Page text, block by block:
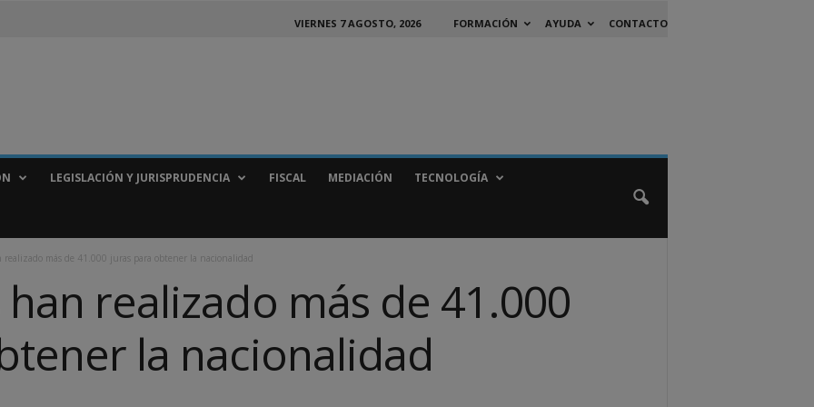
VIERNES 7 AGOSTO, 2026 FORMACIÓN AYUDA CONTACTO
LEGISLACIÓN Y JURISPRUDENCIA FISCAL MEDIACIÓN TECNOLOGÍA
realizado más de 41.000 juras para obtener la nacionalidad
realizado más de 41.000
la nacionalidad